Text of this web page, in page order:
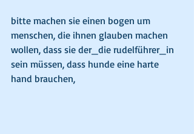
bitte machen sie einen bogen um
menschen, die ihnen glauben machen
wollen, dass sie der_die rudelführer_in
sein müssen, dass hunde eine harte
hand brauchen,